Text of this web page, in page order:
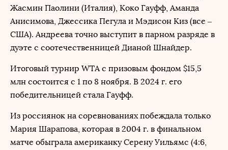
Жасмин Паолини (Италия), Коко Гауфф, Аманда
Анисимова, Джессика Пегула и Мэдисон Киз (все –
США). Андреева точно выступит в парном разряде в
дуэте с соотечественницей Дианой Шнайдер.
Итоговый турнир WTA с призовым фондом $15,5
млн состоится с 1 по 8 ноября. В 2024 г. его
победительницей стала Гауфф.
Из россиянок на соревнованиях побеждала только
Мария Шарапова, которая в 2004 г. в финальном
матче обыграла американку Серену Уильямс (4:6,